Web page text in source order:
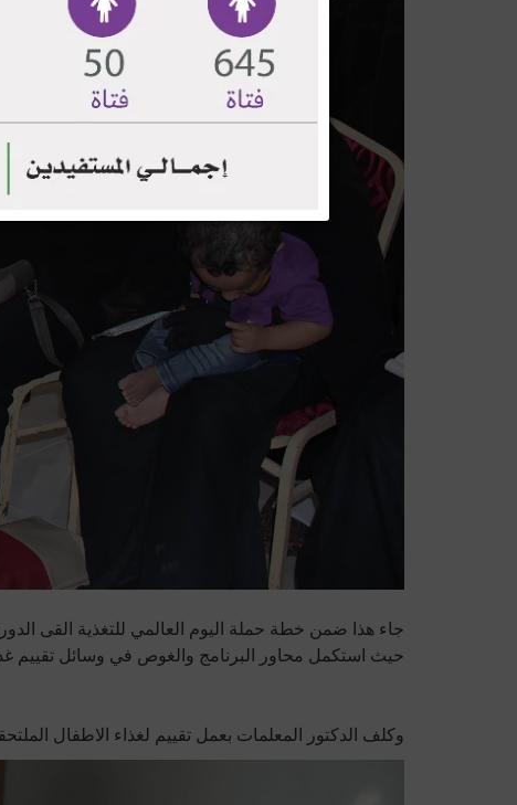
جاء هذا ضمن خطة حملة اليوم العالمي للتغذية القى
حيث استكمل محاور البرنامج والغوص في وسائل تقييم
وكلف الدكتور المعلمات بعمل تقييم لغذاء الاطفال